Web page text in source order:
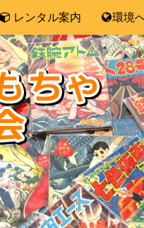
レンタル案内 環境